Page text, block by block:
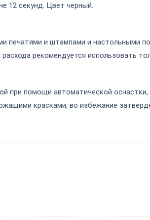
12 секунд. Цвет черный.
печатями и штампами и настольными
рекомендуется использовать
при помощи автоматической
красками, во избежание